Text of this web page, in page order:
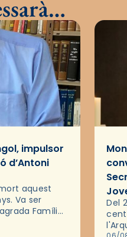
impulsor
d’Antoni
aquest
Va ser
Família
Del